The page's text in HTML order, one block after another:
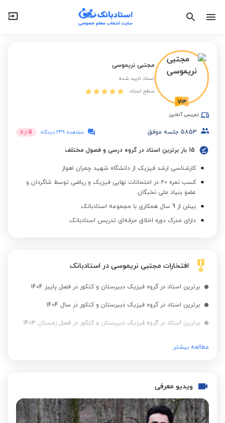
مجتبی نریموسی
استاد تایید شده
سطح استاد:
تدریس آنلاین
5853 جلسه موفق مشاهده 239 دیدگاه 5 از 5
15 بار برترین استاد در گروه درسی و فصول مختلف
کارشناسی ارشد فیزیک از دانشگاه شهید چمران اهواز
کسب نمره 20 در امتحانات نهایی فیزیک و ریاضی توسط شاگردان و
عضو بنیاد ملی نخبگان
بیش از 9 سال همکاری با مجموعه استادبانک
دارای مدرک دوره اخلاق حرفه‌ای تدریس استادبانک
افتخارات مجتبی نریموسی در استادبانک
برترین استاد در گروه فیزیک دبیرستان و کنکور در فصل پاییز 1404
برترین استاد در گروه فیزیک دبیرستان و کنکور در سال 1404
برترین استاد در گروه فیزیک دبیرستان و کنکور در فصل زمستان 1403
برترین استاد در گروه فیزیک دبیرستان و کنکور در سال 1400
مطالعه بیشتر
ویدیو معرفی